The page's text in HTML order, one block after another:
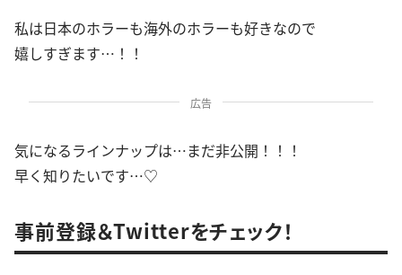
私は日本のホラーも海外のホラーも好きなので
嬉しすぎます…！！
広告
気になるラインナップは…まだ非公開！！！
早く知りたいです…♡
事前登録＆Twitterをチェック！